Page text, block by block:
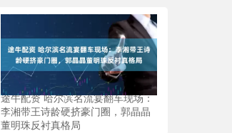
途牛配资 哈尔滨名流宴翻车现场：
李湘带王诗龄硬挤豪门圈，郭晶晶
董明珠反衬真格局